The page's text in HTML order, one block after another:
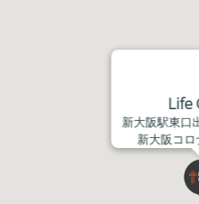
Life
新大阪駅東口
新大阪コ